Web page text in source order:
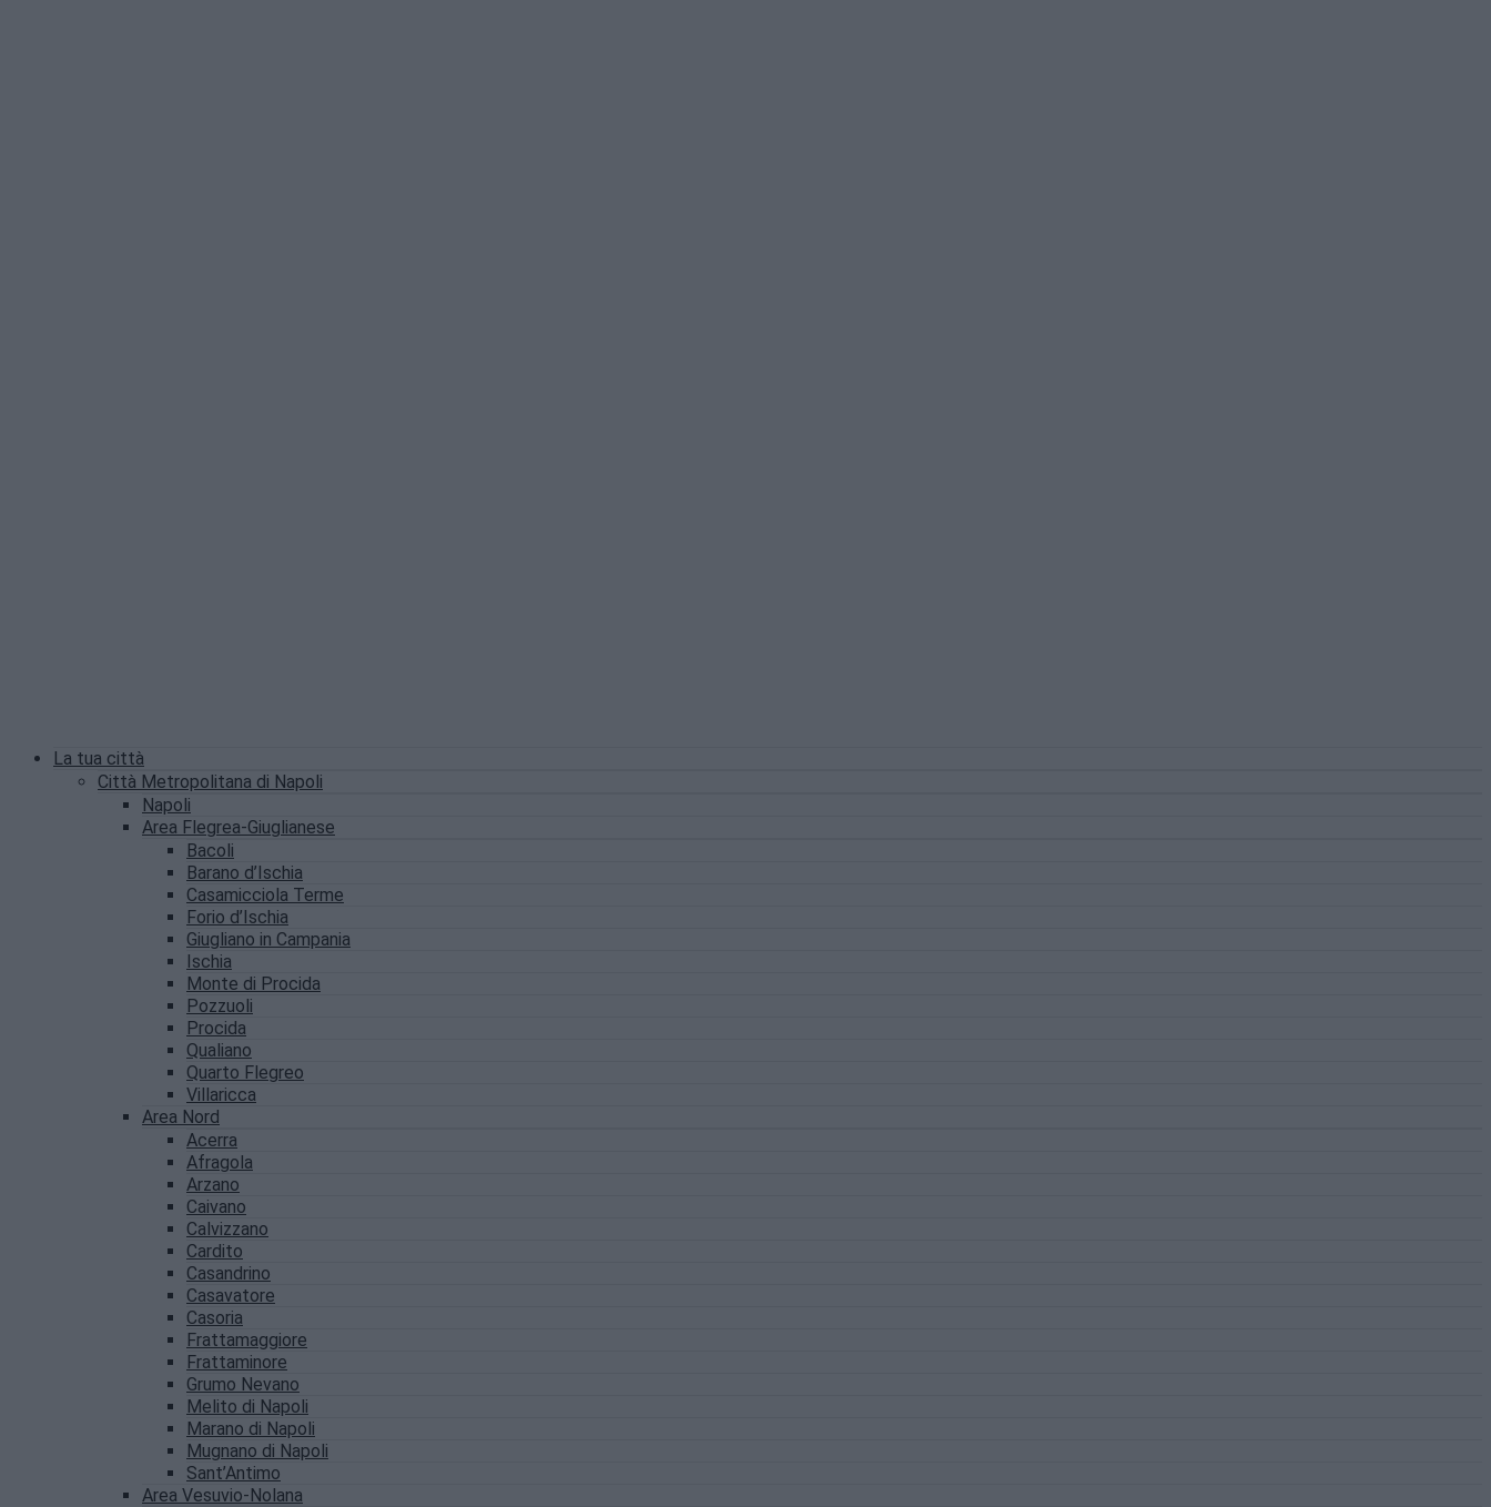
La tua città
Città Metropolitana di Napoli
Napoli
Area Flegrea-Giuglianese
Bacoli
Barano d’Ischia
Casamicciola Terme
Forio d’Ischia
Giugliano in Campania
Ischia
Monte di Procida
Pozzuoli
Procida
Qualiano
Quarto Flegreo
Villaricca
Area Nord
Acerra
Afragola
Arzano
Caivano
Calvizzano
Cardito
Casandrino
Casavatore
Casoria
Frattamaggiore
Frattaminore
Grumo Nevano
Melito di Napoli
Marano di Napoli
Mugnano di Napoli
Sant’Antimo
Area Vesuvio-Nolana